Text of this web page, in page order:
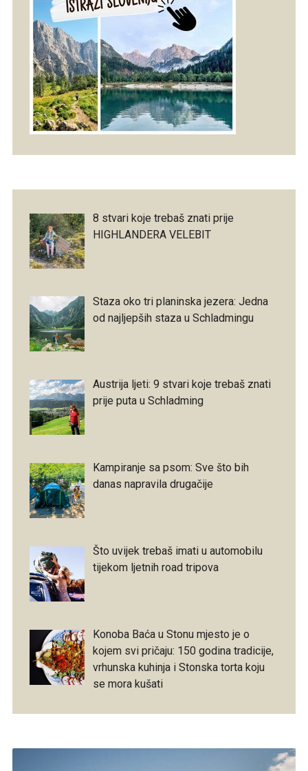
8 stvari koje trebaš znati prije
HIGHLANDERA VELEBIT
Staza oko tri planinska jezera: Jedna
od najljepših staza u Schladmingu
Austrija ljeti: 9 stvari koje trebaš znati
prije puta u Schladming
Kampiranje sa psom: Sve što bih
danas napravila drugačije
Što uvijek trebaš imati u automobilu
tijekom ljetnih road tripova
Konoba Baća u Stonu mjesto je o
kojem svi pričaju: 150 godina tradicije,
vrhunska kuhinja i Stonska torta koju
se mora kušati